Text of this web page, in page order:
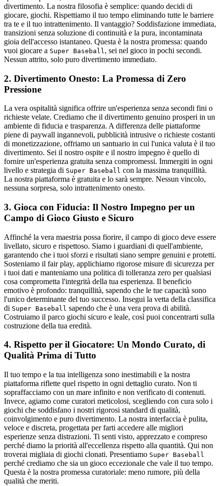
divertimento. La nostra filosofia è semplice: quando decidi di
giocare, giochi. Rispettiamo il tuo tempo eliminando tutte le barriere
tra te e il tuo intrattenimento. Il vantaggio? Soddisfazione immediata,
transizioni senza soluzione di continuità e la pura, incontaminata
gioia dell'accesso istantaneo. Questa è la nostra promessa: quando
vuoi giocare a Super Baseball , sei nel gioco in pochi secondi.
Nessun attrito, solo puro divertimento immediato.
2. Divertimento Onesto: La Promessa di Zero
Pressione
La vera ospitalità significa offrire un'esperienza senza secondi fini o
richieste velate. Crediamo che il divertimento genuino prosperi in un
ambiente di fiducia e trasparenza. A differenza delle piattaforme
piene di paywall ingannevoli, pubblicità intrusive o richieste costanti
di monetizzazione, offriamo un santuario in cui l'unica valuta è il tuo
divertimento. Sei il nostro ospite e il nostro impegno è quello di
fornire un'esperienza gratuita senza compromessi. Immergiti in ogni
livello e strategia di Super Baseball con la massima tranquillità.
La nostra piattaforma è gratuita e lo sarà sempre. Nessun vincolo,
nessuna sorpresa, solo intrattenimento onesto.
3. Gioca con Fiducia: Il Nostro Impegno per un
Campo di Gioco Giusto e Sicuro
Affinché la vera maestria possa fiorire, il campo di gioco deve essere
livellato, sicuro e rispettoso. Siamo i guardiani di quell'ambiente,
garantendo che i tuoi sforzi e risultati siano sempre genuini e protetti.
Sosteniamo il fair play, applichiamo rigorose misure di sicurezza per
i tuoi dati e manteniamo una politica di tolleranza zero per qualsiasi
cosa comprometta l'integrità della tua esperienza. Il beneficio
emotivo è profondo: tranquillità, sapendo che le tue capacità sono
l'unico determinante del tuo successo. Insegui la vetta della classifica
di Super Baseball sapendo che è una vera prova di abilità.
Costruiamo il parco giochi sicuro e leale, così puoi concentrarti sulla
costruzione della tua eredità.
4. Rispetto per il Giocatore: Un Mondo Curato, di
Qualità Prima di Tutto
Il tuo tempo e la tua intelligenza sono inestimabili e la nostra
piattaforma riflette quel rispetto in ogni dettaglio curato. Non ti
sopraffacciamo con un mare infinito e non verificato di contenuti.
Invece, agiamo come curatori meticolosi, scegliendo con cura solo i
giochi che soddisfano i nostri rigorosi standard di qualità,
coinvolgimento e puro divertimento. La nostra interfaccia è pulita,
veloce e discreta, progettata per farti accedere alle migliori
esperienze senza distrazioni. Ti senti visto, apprezzato e compreso
perché diamo la priorità all'eccellenza rispetto alla quantità. Qui non
troverai migliaia di giochi clonati. Presentiamo Super Baseball
perché crediamo che sia un gioco eccezionale che vale il tuo tempo.
Questa è la nostra promessa curatoriale: meno rumore, più della
qualità che meriti.